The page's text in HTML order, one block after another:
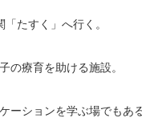
たすく」へ行く。
の療育を助ける施設。
ーションを学ぶ場でもある